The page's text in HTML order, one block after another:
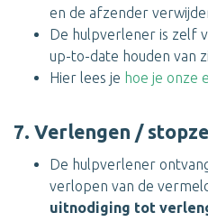
en de afzender
De hulpverlener is zelf
up-to-date houden van
Hier lees je hoe je onze
7. Verlengen /
De hulpverlener
verlopen van de
uitnodiging tot